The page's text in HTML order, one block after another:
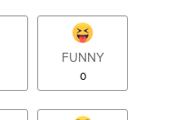
FUNNY
0